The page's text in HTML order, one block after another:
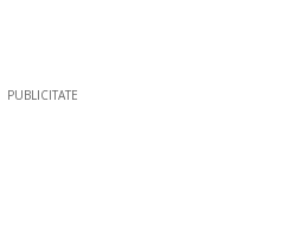
PUBLICITATE